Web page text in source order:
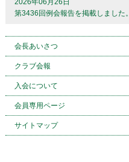
2026年06月26日
第3436回例会報告を掲載しました。
会長あいさつ
クラブ会報
入会について
会員専用ページ
サイトマップ